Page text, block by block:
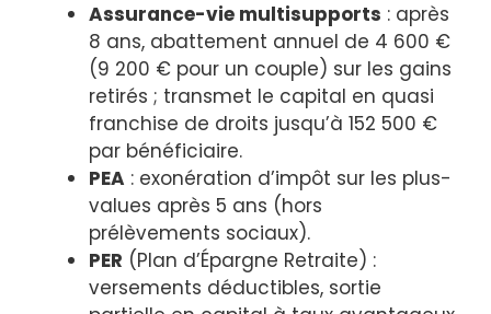
Assurance-vie multisupports : après
8 ans, abattement annuel de 4 600 €
(9 200 € pour un couple) sur les gains
retirés ; transmet le capital en quasi
franchise de droits jusqu’à 152 500 €
par bénéficiaire.
PEA : exonération d’impôt sur les plus-
values après 5 ans (hors
prélèvements sociaux).
PER (Plan d’Épargne Retraite) :
versements déductibles, sortie